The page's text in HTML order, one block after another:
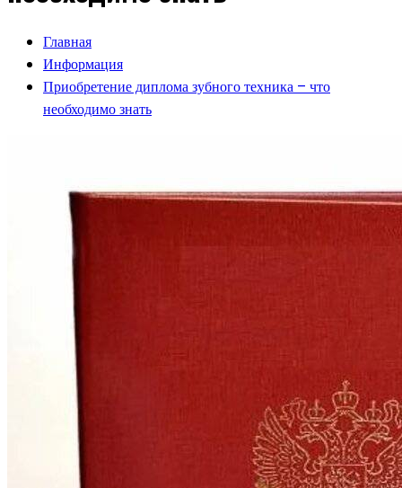
Главная
Информация
Приобретение диплома зубного техника – что
необходимо знать